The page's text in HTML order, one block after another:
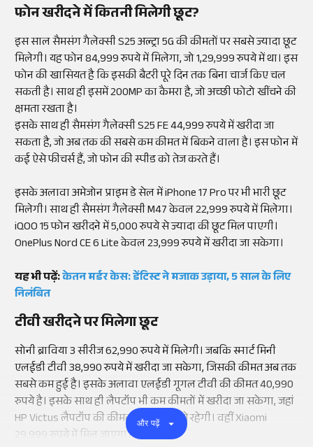
फोन खरीदने में कितनी मिलेगी छूट?
इस साल सैमसंग गैलेक्सी S25 अल्ट्रा 5G की कीमतों पर सबसे ज्यादा छूट
मिलेगी। यह फोन 84,999 रुपये में मिलेगा, जो 1,29,999 रुपये में था। इस
फोन की खासियत है कि इसकी बैटरी पूरे दिन तक बिना चार्ज किए चल
सकती है। साथ ही इसमें 200MP का कैमरा है, जो अच्छी फोटो खींचने की
क्षमता रखता है।
इसके साथ ही सैमसंग गैलेक्सी S25 FE 44,999 रुपये में खरीदा जा
सकता है, जो अब तक की सबसे कम कीमत में बिकने वाला है। इस फोन में
कई ऐसे फीचर्स हैं, जो फोन की स्पीड को तेज करते हैं।
इसके अलावा अमेजोन प्राइम डे सेल में iPhone 17 Pro पर भी भारी छूट
मिलेगी। साथ ही सैमसंग गैलेक्सी M47 केवल 22,999 रुपये में मिलेगा।
iQOO 15 फोन खरीदने में 5,000 रुपये से ज्यादा की छूट मिल पाएगी।
OnePlus Nord CE 6 Lite केवल 23,999 रुपये में खरीदा जा सकेगा।
यह भी पढ़ें:केतन मर्डर केस: डेंटिस्ट ने मजाक उड़ाया, 5 साल के लिए
निलंबित
टीवी खरीदने पर मिलेगा छूट
सोनी ब्राविया 3 सीरीज 62,990 रुपये में मिलेगी। जबकि स्मार्ट मिनी
एलईडी टीवी 38,990 रुपये में खरीदा जा सकेगा, जिसकी कीमत अब तक
सबसे कम हुई है। इसके अलावा एलईडी गूगल टीवी की कीमत 40,990
रुपये है। इसके साथ ही लैपटॉप भी कम कीमतों में खरीदा जा सकेगा, जहां
HP Victus लैपटॉप की कीमत 78,990 रुपये रहेगी। वहीं Xiaomi
29,999 रुपये में मिल जाएगा।
और पढ़ें